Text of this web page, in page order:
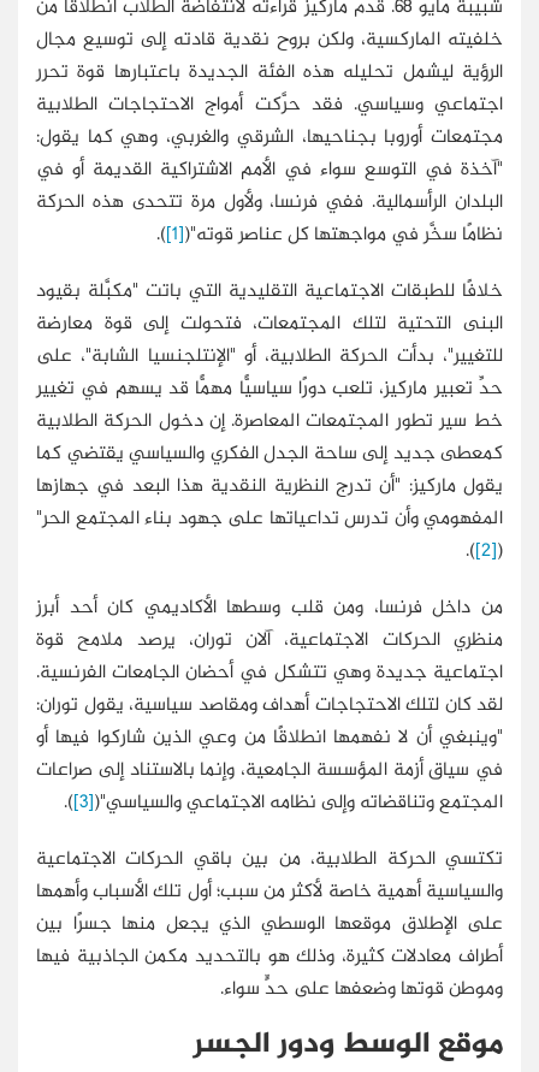
شبيبة مايو 68. قدم
ماركيز قراءته لانتفاضة الطلاب انطلاقًا من
خلفيته الماركسية، ولكن بروح نقدية قادته إلى توسيع مجال
الرؤية ليشمل تحليله هذه الفئة الجديدة باعتبارها قوة تحرر
اجتماعي وسياسي. فقد حرَّكت أمواج الاحتجاجات الطلابية
مجتمعات أوروبا بجناحيها، الشرقي والغربي، وهي كما يقول:
"آخذة في التوسع سواء في الأمم الاشتراكية القديمة أو في
البلدان الرأسمالية. ففي فرنسا، ولأول مرة تتحدى هذه الحركة
نظامًا سخَّر في مواجهتها كل عناصر قوته"([1]
).
خلافًا للطبقات الاجتماعية التقليدية التي باتت "مكبَّلة بقيود
البنى التحتية لتلك المجتمعات، فتحولت إلى قوة معارضة
للتغيير"، بدأت الحركة الطلابية، أو "الإنتلجنسيا الشابة"، على
حدِّ تعبير ماركيز، تلعب دورًا سياسيًّا مهمًّا قد يسهم في تغيير
خط سير تطور المجتمعات المعاصرة. إن دخول الحركة الطلابية
كمعطى جديد إلى ساحة الجدل الفكري والسياسي يقتضي كما
يقول ماركيز: "أن تدرج النظرية النقدية هذا البعد في جهازها
المفهومي وأن تدرس تداعياتها على جهود بناء المجتمع الحر"
(
[2]
).
من داخل فرنسا، ومن قلب وسطها الأكاديمي كان أحد أبرز
منظري الحركات الاجتماعية، آلان توران، يرصد ملامح قوة
اجتماعية جديدة وهي تتشكل في أحضان الجامعات الفرنسية.
لقد كان لتلك الاحتجاجات أهداف ومقاصد سياسية، يقول توران:
"وينبغي أن لا نفهمها انطلاقًا من وعي الذين شاركوا فيها أو
في سياق أزمة المؤسسة الجامعية، وإنما بالاستناد إلى صراعات
المجتمع وتناقضاته وإلى نظامه الاجتماعي والسياسي"([3]
).
تكتسي الحركة الطلابية، من بين باقي الحركات الاجتماعية
والسياسية أهمية خاصة لأكثر من سبب؛ أول تلك الأسباب وأهمها
على الإطلاق موقعها الوسطي الذي يجعل منها جسرًا بين
أطراف معادلات كثيرة، وذلك هو بالتحديد مكمن الجاذبية فيها
وموطن قوتها وضعفها على حدٍّ سواء.
موقع الوسط ودور الجسر